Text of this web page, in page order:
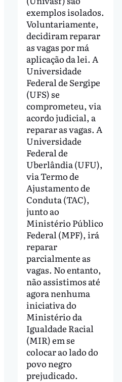
exemplos isolados.
Voluntariamente,
decidiram reparar
as vagas por má
aplicação da lei. A
Universidade
Federal de Sergipe
(UFS) se
comprometeu, via
acordo judicial, a
reparar as vagas. A
Universidade
Federal de
Uberlândia (UFU),
via Termo de
Ajustamento de
Conduta (TAC),
junto ao
Ministério Público
Federal (MPF), irá
reparar
parcialmente as
vagas. No entanto,
não assistimos até
agora nenhuma
iniciativa do
Ministério da
Igualdade Racial
(MIR) em se
colocar ao lado do
povo negro
prejudicado.